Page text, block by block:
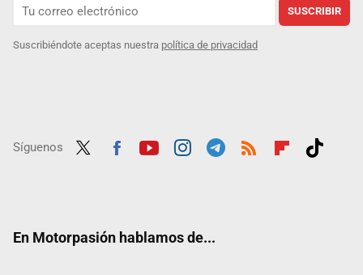
SUSCRIBIR
Suscribiéndote aceptas nuestra política de privacidad
Síguenos
En Motorpasión hablamos de...